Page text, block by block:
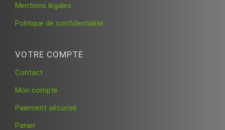
Mentions légales
Politique de confidentialité
VOTRE COMPTE
Contact
Mon compte
Paiement sécurisé
Panier